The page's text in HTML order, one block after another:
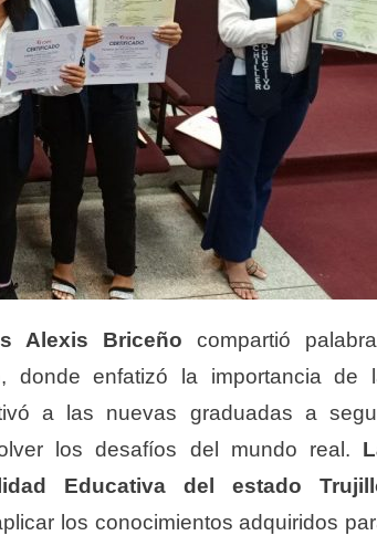
Alexis Briceño compartió
donde enfatizó la importancia de
a las nuevas graduadas a
los desafíos del mundo real.
Educativa del estado
los conocimientos adquiridos